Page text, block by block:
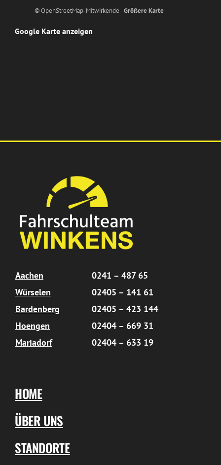
© OpenStreetMap-Mitwirkende ·Größere Karte
Google Karte anzeigen
Aachen
0241 – 487 65
Würselen
02405 – 141 61
Bardenberg
02405 – 423 144
Hoengen
02404 – 669 31
Mariadorf
02404 – 633 19
HOME
ÜBER UNS
STANDORTE